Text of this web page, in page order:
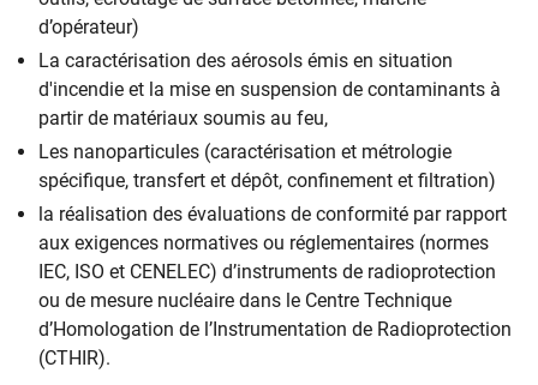
d’opérateur)
La caractérisation des aérosols émis en situation
d'incendie et la mise en suspension de contaminants à
partir de matériaux soumis au feu,
Les nanoparticules (caractérisation et métrologie
spécifique, transfert et dépôt, confinement et filtration)
la réalisation des évaluations de conformité par rapport
aux exigences normatives ou réglementaires (normes
IEC, ISO et CENELEC) d’instruments de radioprotection
ou de mesure nucléaire dans le Centre Technique
d’Homologation de l’Instrumentation de Radioprotection
(CTHIR).